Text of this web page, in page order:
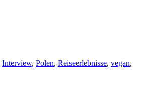
Interview, Polen, Reiseerlebnisse, vegan,